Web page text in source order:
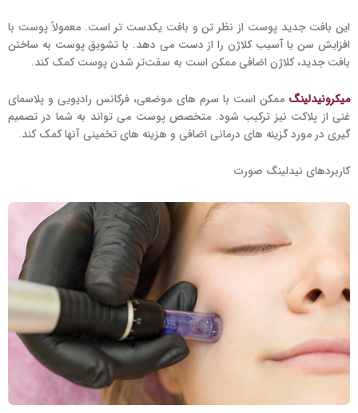
این بافت جدید پوست از نظر تن و بافت یکدست تر است. معمولاً پوست با
افزایش سن یا آسیب کلاژن را از دست می دهد. با تشویق پوست به ساختن
بافت جدید، کلاژن اضافی ممکن است به سفت‌تر شدن پوست کمک کند.
میکرونیدلینگ ممکن است با سرم های موضعی، فرکانس رادیویی و پلاسمای
غنی از پلاکت نیز ترکیب شود. متخصص پوست می تواند به شما در تصمیم
گیری در مورد گزینه های درمانی اضافی و هزینه های تخمینی آنها کمک کند.
کاربردهای نیدلینگ صورت